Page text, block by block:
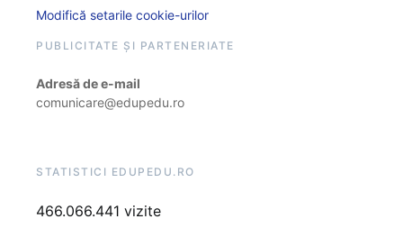
Modifică setarile cookie-urilor
PUBLICITATE ȘI PARTENERIATE
Adresă de e-mail
comunicare@edupedu.ro
STATISTICI EDUPEDU.RO
466.066.441 vizite